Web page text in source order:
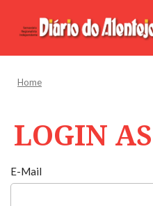
Home
LOGIN
E-Mail